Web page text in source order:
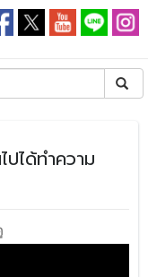
ปได้ทำความ